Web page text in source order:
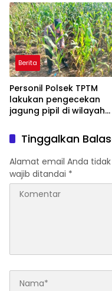
pipil di wilayah hukum
Polsek TPTM
Berita
Personil Polsek TPTM
lakukan pengecekan
jagung pipil di wilayah
Tinggalkan
Alamat email Anda
wajib ditandai *